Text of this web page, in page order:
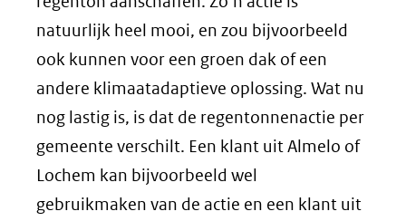
natuurlijk heel mooi, en zou bijvoorbeeld
ook kunnen voor een groen dak of een
andere klimaatadaptieve oplossing. Wat nu
nog lastig is, is dat de regentonnenactie per
gemeente verschilt. Een klant uit Almelo of
Lochem kan bijvoorbeeld wel
gebruikmaken van de actie en een klant uit